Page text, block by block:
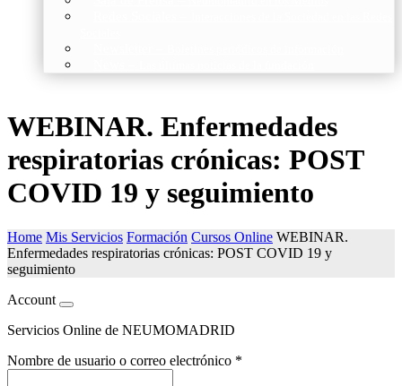
WEBINAR. Enfermedades
respiratorias crónicas: POST
COVID 19 y seguimiento
Home Mis Servicios Formación Cursos Online WEBINAR.
Enfermedades respiratorias crónicas: POST COVID 19 y
seguimiento
Account
Servicios Online de NEUMOMADRID
Nombre de usuario o correo electrónico *